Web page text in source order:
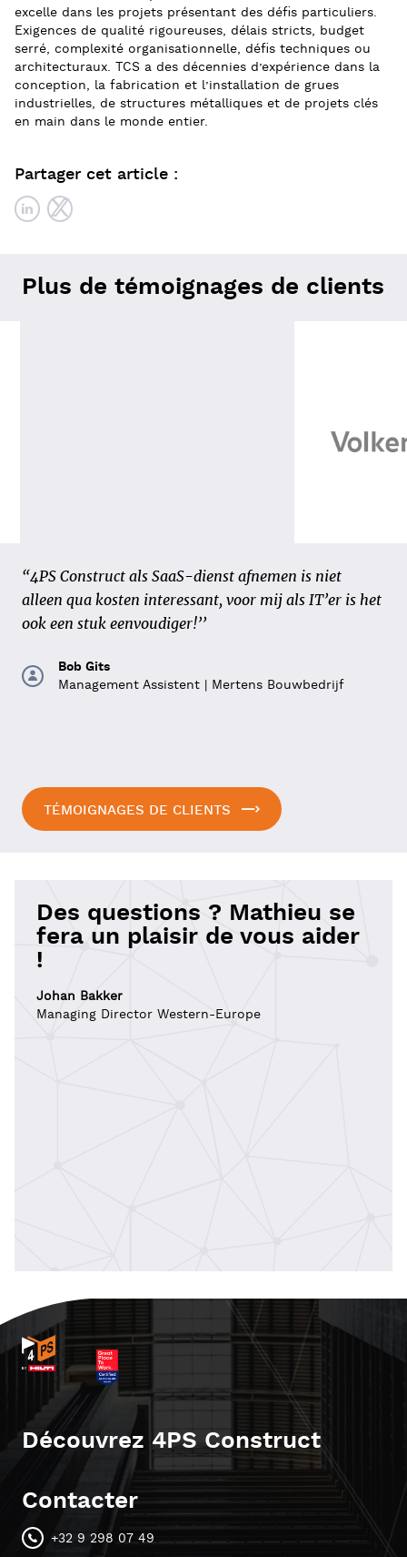
excelle dans les projets présentant des défis particuliers.
Exigences de qualité rigoureuses, délais stricts, budget
serré, complexité organisationnelle, défis techniques ou
architecturaux. TCS a des décennies d’expérience dans la
conception, la fabrication et l’installation de grues
industrielles, de structures métalliques et de projets clés
en main dans le monde entier.
Partager cet article :
Plus de témoignages de clients
"Be-Sync weet goed hoe wij werken. Hierdoor is het
mogelijk om samen een Power App in ongeveer zes
weken te ontwikkelen. Veel sneller dan een
Jurian Borst
“4PS Construct als SaaS-dienst afnemen is niet
alleen qua kosten interessant, voor mij als IT’er is het
ook een stuk eenvoudiger!’’
Bob Gits
Management Assistent | Mertens Bouwbedrijf
TÉMOIGNAGES DE CLIENTS
Des questions ? Mathieu se
fera un plaisir de vous aider
!
Johan Bakker
Managing Director Western-Europe
Découvrez 4PS Construct
Contacter
+32 9 298 07 49